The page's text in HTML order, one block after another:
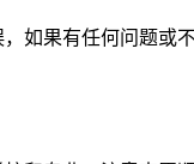
如果有任何问题或